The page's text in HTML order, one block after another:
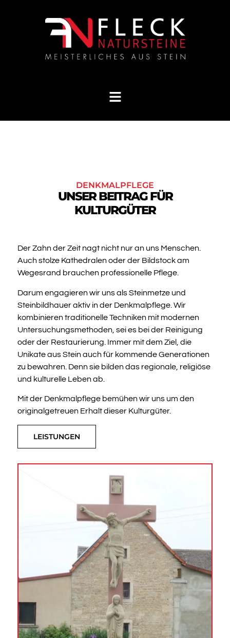
DENKMALPFLEGE
UNSER BEITRAG FÜR
KULTURGÜTER
Der Zahn der Zeit nagt nicht nur an uns Menschen.
Auch stolze Kathedralen oder der Bildstock am
Wegesrand brauchen professionelle Pflege.
Darum engagieren wir uns als Steinmetze und
Steinbildhauer aktiv in der Denkmalpflege. Wir
kombinieren traditionelle Techniken mit modernen
Untersuchungsmethoden, sei es bei der Reinigung
oder der Restaurierung. Immer mit dem Ziel, die
Unikate aus Stein auch für kommende Generationen
zu bewahren. Denn sie bilden das regionale, religiöse
und kulturelle Leben ab.
Mit der Denkmalpflege bemühen wir uns um den
originalgetreuen Erhalt dieser Kulturgüter.
LEISTUNGEN